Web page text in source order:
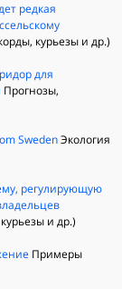
редкая
курьезы и др.)
для
Прогнозы,
SwedenЭкология
регулирующую
и др.)
Примеры